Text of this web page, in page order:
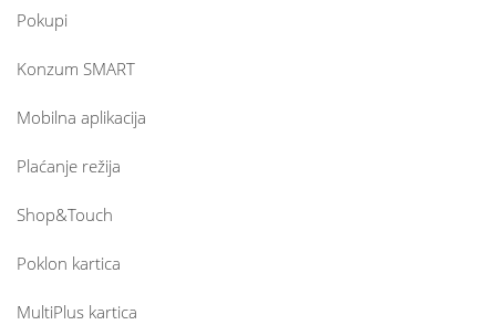
Pokupi
Konzum SMART
Mobilna aplikacija
Plaćanje režija
Shop&Touch
Poklon kartica
MultiPlus kartica